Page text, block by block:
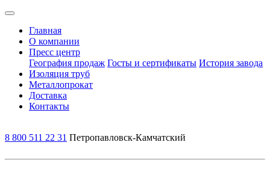
Главная
О компании
Пресс центр
География продаж Госты и сертификаты История завода
Изоляция труб
Металлопрокат
Доставка
Контакты
8 800 511 22 31 Петропавловск-Камчатский